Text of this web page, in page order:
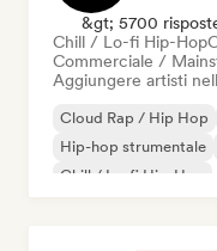
&gt; 5700
Chill / Lo-fi Hip-Hop
Commerciale /
Aggiungere artisti
Cloud Rap / Hip Hop
Hip-hop strumentale
Chill / Lo-fi Hip-Hop